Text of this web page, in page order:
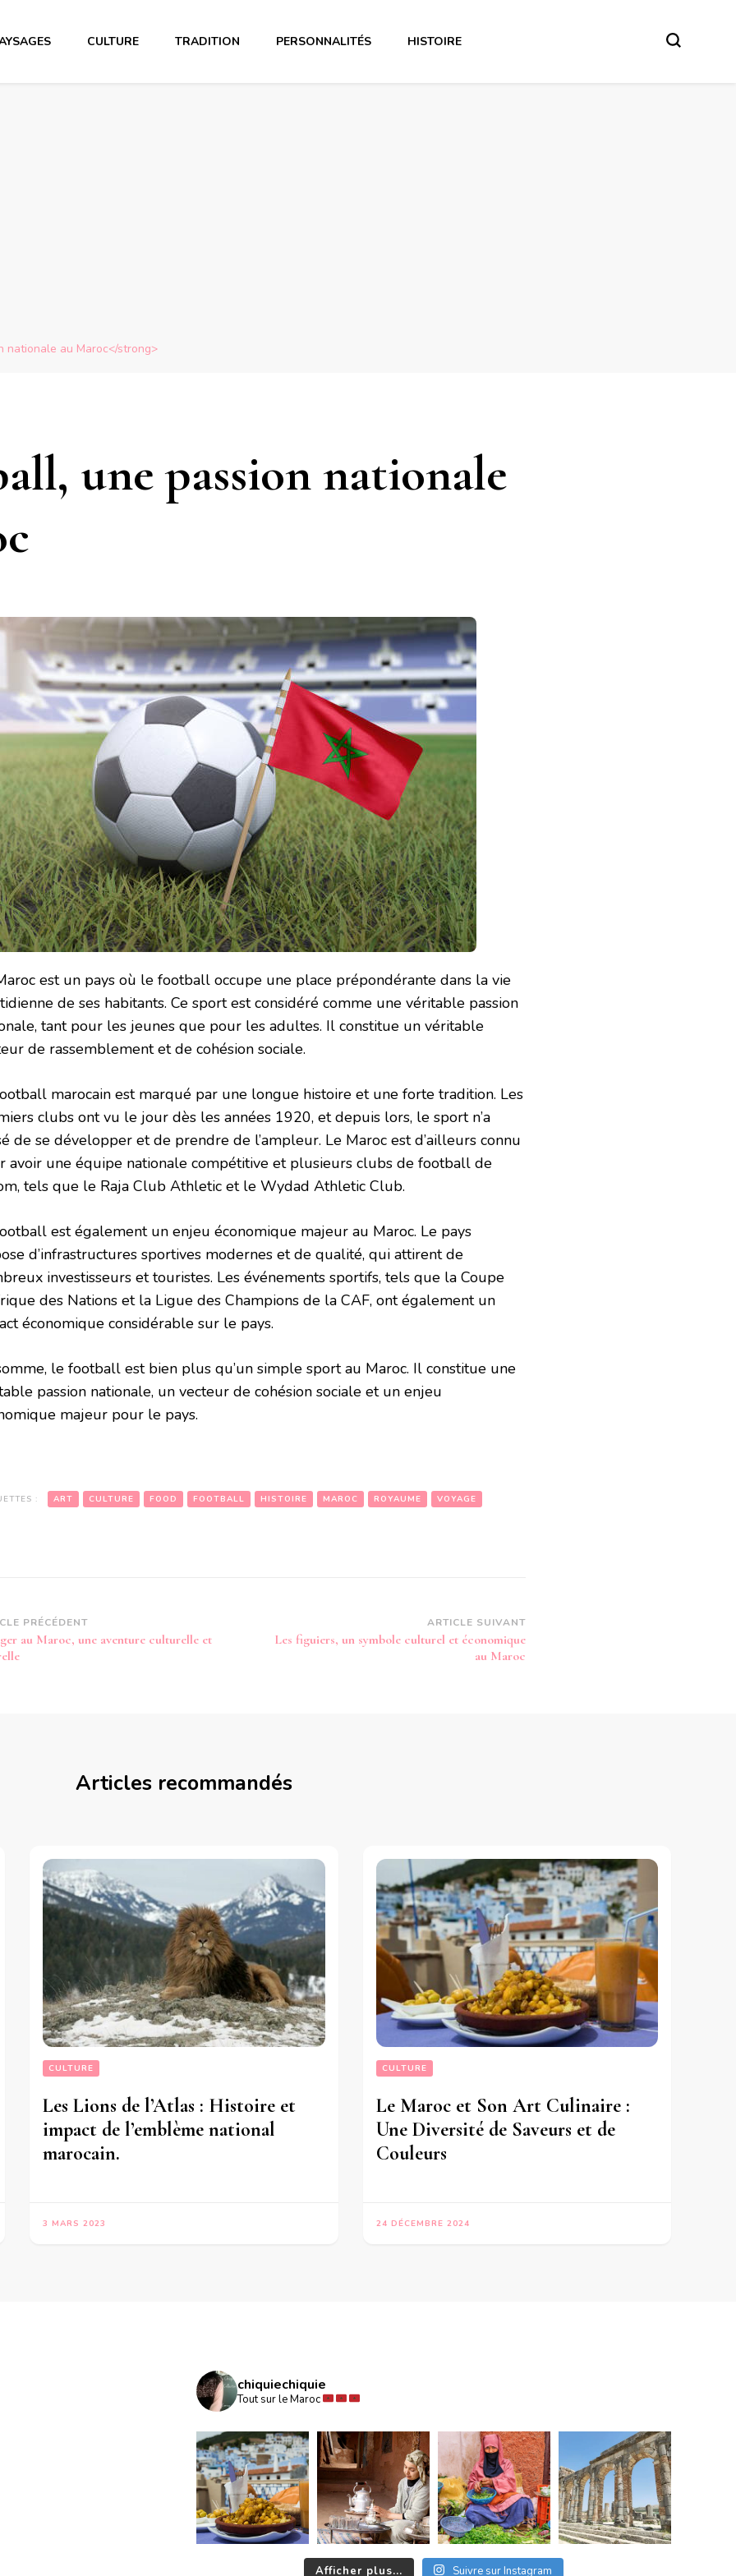
CULTURE TRADITION PERSONNALITÉS HISTOIRE
nationale au Maroc</strong>
une passion nationale
est un pays où le football occupe une place prépondérante dans la vie
de ses habitants. Ce sport est considéré comme une véritable passion
tant pour les jeunes que pour les adultes. Il constitue un véritable
de rassemblement et de cohésion sociale.
marocain est marqué par une longue histoire et une forte tradition. Les
clubs ont vu le jour dès les années 1920, et depuis lors, le sport n’a
de se développer et de prendre de l’ampleur. Le Maroc est d’ailleurs connu
avoir une équipe nationale compétitive et plusieurs clubs de football de
tels que le Raja Club Athletic et le Wydad Athletic Club.
est également un enjeu économique majeur au Maroc. Le pays
d’infrastructures sportives modernes et de qualité, qui attirent de
investisseurs et touristes. Les événements sportifs, tels que la Coupe
des Nations et la Ligue des Champions de la CAF, ont également un
économique considérable sur le pays.
le football est bien plus qu’un simple sport au Maroc. Il constitue une
passion nationale, un vecteur de cohésion sociale et un enjeu
majeur pour le pays.
: ART CULTURE FOOD FOOTBALL HISTOIRE MAROC ROYAUME VOYAGE
PRÉCÉDENT
au Maroc, une aventure culturelle et
ARTICLE SUIVANT
Les figuiers, un symbole culturel et économique
au Maroc
Articles recommandés
CULTURE
Les Lions de l’Atlas : Histoire et
impact de l’emblème national
marocain.
3 MARS 2023
CULTURE
Le Maroc et Son Art Culinaire :
Une Diversité de Saveurs et de
Couleurs
24 DÉCEMBRE 2024
chiquiechiquie
Tout sur le Maroc
Afficher plus... Suivre sur Instagram